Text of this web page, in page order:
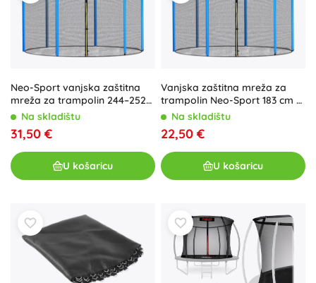
Neo-Sport vanjska zaštitna
mreža za trampolin 244–252
cm (8 ft) za 6 stupova
Na skladištu
31,50 €
U košaricu
Vanjska zaštitna mreža za
trampolin Neo-Sport 183 cm 6
ft za 6 stupova
Na skladištu
22,50 €
U košaricu